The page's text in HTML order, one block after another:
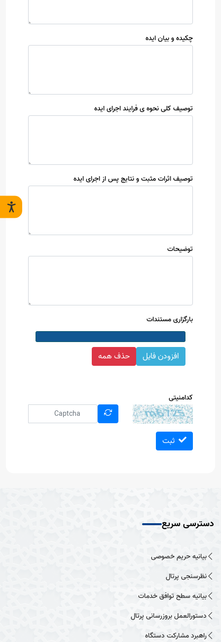
چکیده و بیان ایده
توصیف کلی نحوه ی فرایند اجرای ایده
توصیف اثرات مثبت و نتایج پس از اجرای ایده
توضیحات
بارگزاری مستندات
افزودن فایل حذف همه
کدامنیتی
ثبت
دسترسی سریع
بیانیه حریم خصوصی
نظرسنجی پرتال
بیانیه سطح توافق خدمات
دستورالعمل بروزرسانی پرتال
راهبرد مشارکت دستگاه